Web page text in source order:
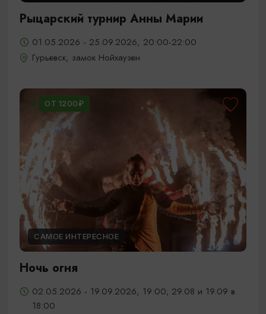
Рыцарский турнир Анны Марии
01.05.2026 - 25.09.2026, 20:00-22:00
Гурьевск, замок Нойхаузен
ОТ 1200₽
САМОЕ ИНТЕРЕСНОЕ
Ночь огня
02.05.2026 - 19.09.2026, 19:00; 29.08 и 19.09 в
18:00